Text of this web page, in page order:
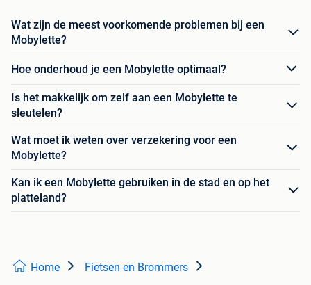
Wat zijn de meest voorkomende problemen bij een
Mobylette?
Hoe onderhoud je een Mobylette optimaal?
Is het makkelijk om zelf aan een Mobylette te
sleutelen?
Wat moet ik weten over verzekering voor een
Mobylette?
Kan ik een Mobylette gebruiken in de stad en op het
platteland?
Home Fietsen en Brommers